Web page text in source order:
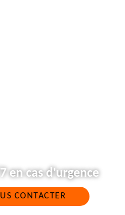
en cas d'urgence
CONTACTER